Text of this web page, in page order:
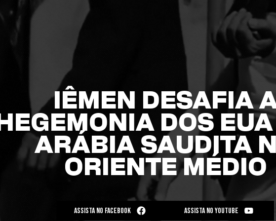
IÊMEN DESAFIA
HEGEMONIA DOS
ARÁBIA SAUDITA
ORIENTE MÉDIO
ASSISTA NO YOUTUBE
ASSISTA NO FACEBOOK